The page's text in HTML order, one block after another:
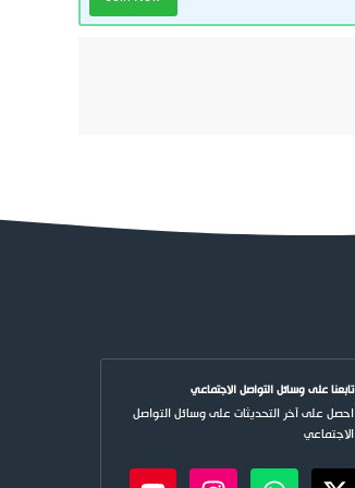
تابعنا على وسائل التواصل الاجتماعي
احصل على آخر التحديثات على وسائل التواصل
الاجتماعي